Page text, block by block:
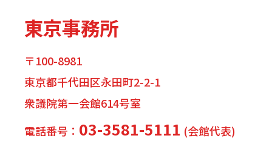
東京事務所
〒100-8981
東京都千代田区永田町2-2-1
衆議院第一会館614号室
電話番号： 03-3581-5111 (会館代表)